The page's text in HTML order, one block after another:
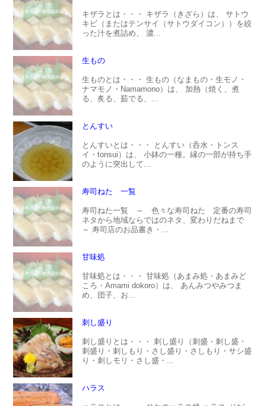
キザラとは・・・ キザラ（きざら）は、 サトウ
キビ（またはテンサイ（サトウダイコン））を絞
った汁を煮詰め、 濃...
生もの
生ものとは・・・ 生もの（なまもの・生モノ・
ナマモノ・Namamono）は、 加熱（焼く、煮
る、炙る、茹でる、...
とんすい
とんすいとは・・・ とんすい（呑水・トンス
イ・tonsui）は、 小鉢の一種。縁の一部が持ち手
のように突出して...
寿司ねた 一覧
寿司ねた一覧 ～ 色々な寿司ねた 定番の寿司
ネタから地域ならではのネタ、変わりだねまで
～ 寿司店のお品書き・...
甘味処
甘味処とは・・・ 甘味処（あまみ処・あまみど
ころ・Amami dokoro）は、 あんみつやみつま
め、団子、お...
刺し盛り
刺し盛りとは・・・ 刺し盛り（刺盛・刺し盛・
刺盛り・刺しもり・さし盛り・さしもり・サシ盛
り・刺しモリ・さし盛・...
ハラス